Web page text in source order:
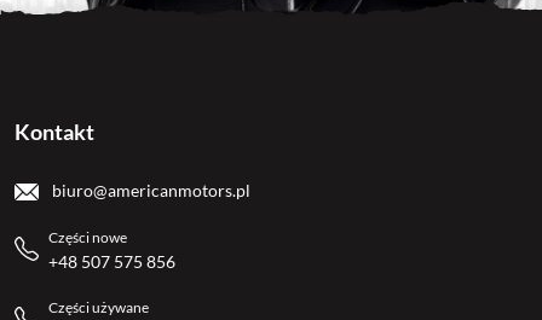
Kontakt
biuro@americanmotors.pl
Części nowe
+48 507 575 856
Części używane